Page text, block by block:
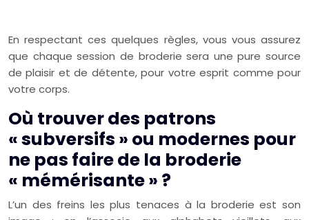
En respectant ces quelques règles, vous vous assurez
que chaque session de broderie sera une pure source
de plaisir et de détente, pour votre esprit comme pour
votre corps.
Où trouver des patrons
« subversifs » ou modernes pour
ne pas faire de la broderie
« mémérisante » ?
L’un des freins les plus tenaces à la broderie est son